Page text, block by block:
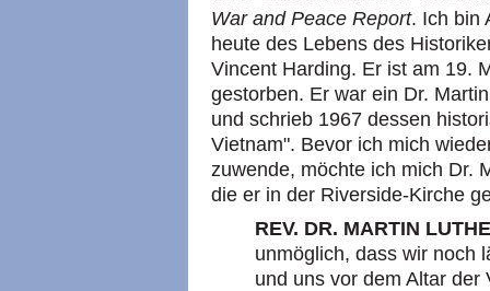
War and Peace Report. Ich bin
heute des Lebens des
Vincent Harding. Er ist am 19.
gestorben. Er war ein Dr.
und schrieb 1967 dessen
Vietnam". Bevor ich mich
zuwende, möchte ich mich Dr.
die er in der Riverside-Kirche
REV. DR. MARTIN
unmöglich, dass wir noch
und uns vor dem Altar der